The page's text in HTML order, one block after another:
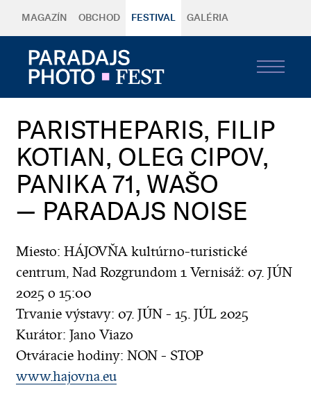
MAGAZÍN OBCHOD FESTIVAL GALÉRIA
PARISTHEPARIS, FILIP
KOTIAN, OLEG CIPOV,
PANIKA 71, WAŠO
— PARADAJS NOISE
Miesto: HÁJOVŇA kultúrno-turistické
centrum, Nad Rozgrundom 1 Vernisáž: 07. JÚN
2025 o 15:00
Trvanie výstavy: 07. JÚN - 15. JÚL 2025
Kurátor: Jano Viazo
Otváracie hodiny: NON - STOP
www.hajovna.eu